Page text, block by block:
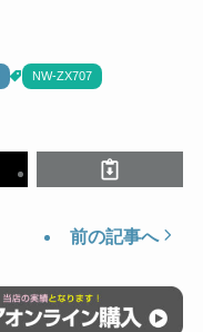
NW-ZX707
前の記事へ